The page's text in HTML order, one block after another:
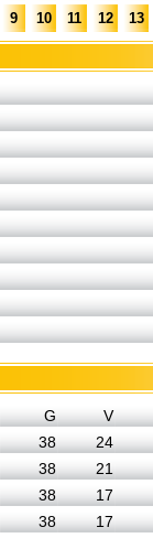
9 10 11 12 13
G
V
38
24
38
21
38
17
38
17